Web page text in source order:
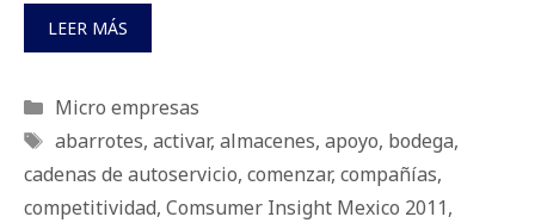
LEER MÁS
Categorías
Micro empresas
Etiquetas
abarrotes, activar, almacenes, apoyo, bodega,
cadenas de autoservicio, comenzar, compañías,
competitividad, Comsumer Insight Mexico 2011,